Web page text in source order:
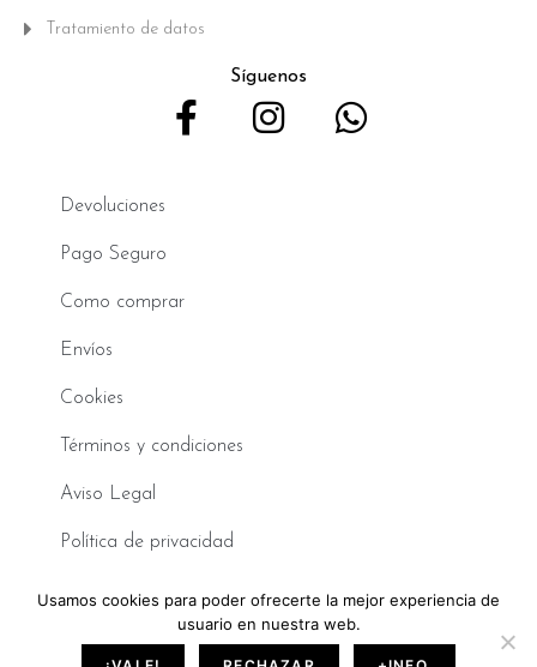
Tratamiento de datos
Síguenos
Devoluciones
Pago Seguro
Como comprar
Envíos
Cookies
Términos y condiciones
Aviso Legal
Política de privacidad
©2026 Sara de Benítez. Todos los derechos reservados.
Usamos cookies para poder ofrecerte la mejor experiencia de
usuario en nuestra web.